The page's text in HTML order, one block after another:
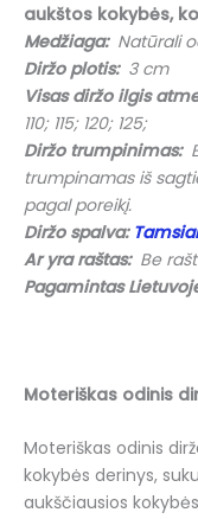
aukštos kokybės,
Medžiaga: Natūrali
Diržo plotis:3 cm
Visas diržo ilgis
110; 115; 120; 125;
Diržo trumpinimas:
trumpinamas iš
pagal poreikį.
Diržo spalva:
Ar yra raštas:Be
Pagamintas
Moteriškas odinis
Moteriškas odinis
kokybės derinys,
aukščiausios